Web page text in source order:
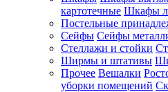
картотечные Шкафы
Постельные
Сейфы Сейфы
Стеллажи и стойки
Ширмы и штативы
Прочее Вешалки
уборки помещений